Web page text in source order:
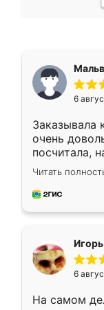
6
Заказывала
очень
посчитала,
Замерщик
делу со
за день,
Читать
6
На самом